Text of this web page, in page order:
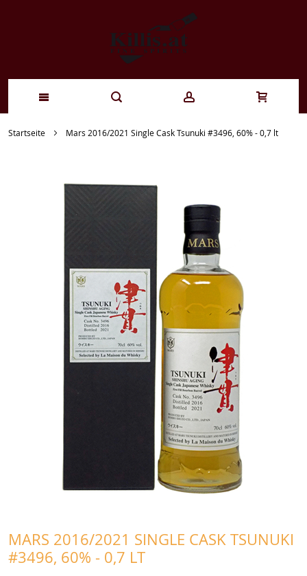
Zum
Startseite Mars 2016/2021 Single Cask Tsunuki #3496, 60% - 0,7 lt
MARS 2016/2021 SINGLE CASK TSUNUKI
#3496, 60% - 0,7 LT